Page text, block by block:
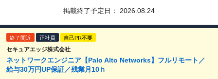
掲載終了予定日： 2026.08.24
終了間近 正社員 自己PR不要
セキュアエッジ株式会社
ネットワークエンジニア【Palo Alto Networks】フルリモート／
給与30万円UP保証／残業月10ｈ